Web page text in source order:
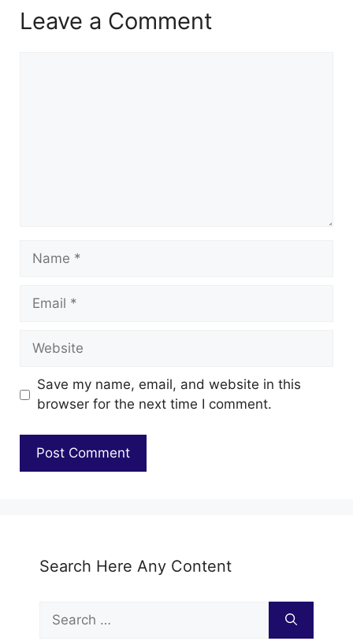
Leave a Comment
Name
Email
Website
Save my name, email, and website in this
browser for the next time I comment.
Search Here Any Content
for: